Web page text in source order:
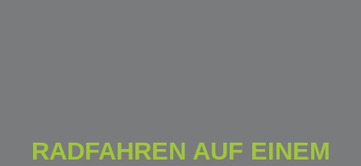
RADFAHREN AUF EINEM